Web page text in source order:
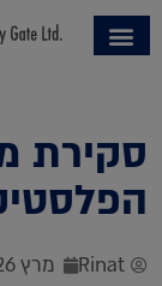
סקירת
הפלסטיק
Rinat מרץ 26, 2025